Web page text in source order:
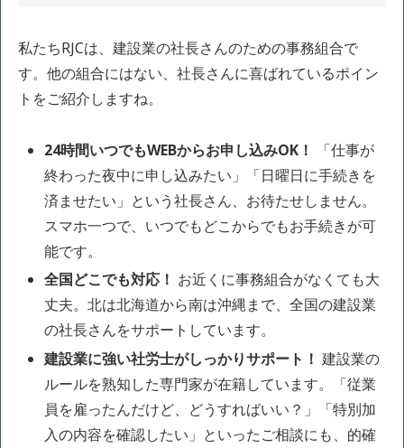
私たちRJCは、建設業の社長さんのための事務組合で
す。他の組合にはない、社長さんに喜ばれているポイン
トをご紹介しますね。
24時間いつでもWEBからお申し込みOK！
「仕事が
終わった夜中に申し込みたい」「日曜日に手続きを
済ませたい」という社長さん、お待たせしません。
スマホ一つで、いつでもどこからでもお手続きが可
能です。
全国どこでも対応！ お近くに事務組合がなくても大
丈夫。北は北海道から南は沖縄まで、全国の建設業
の社長さんをサポートしています。
建設業に強い社労士がしっかりサポート！ 建設業の
ルールを熟知した専門家が在籍しています。「従業
員を雇ったんだけど、どうすればいい？」「特別加
入の内容を確認したい」といったご相談にも、的確